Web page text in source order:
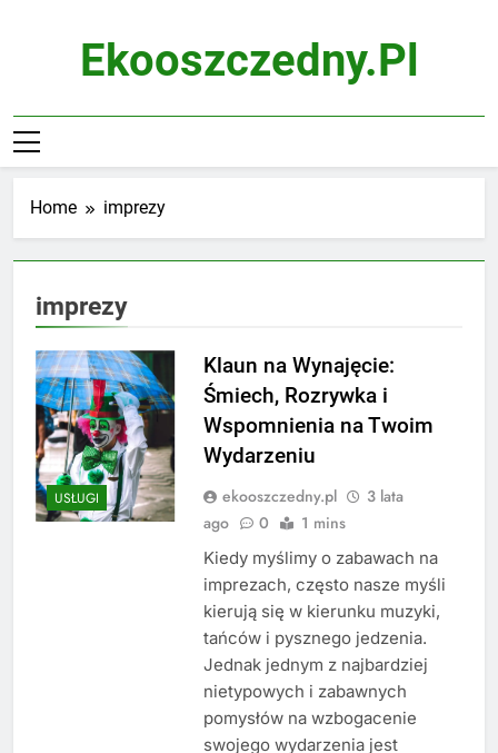
Ekooszczedny.pl
Home imprezy
imprezy
USŁUGI
Klaun na Wynajęcie:
Śmiech, Rozrywka i
Wspomnienia na Twoim
Wydarzeniu
ekooszczedny.pl
3 lata
ago
0 1 mins
Kiedy myślimy o zabawach na
imprezach, często nasze myśli
kierują się w kierunku muzyki,
tańców i pysznego jedzenia.
Jednak jednym z najbardziej
nietypowych i zabawnych
pomysłów na wzbogacenie
swojego wydarzenia jest